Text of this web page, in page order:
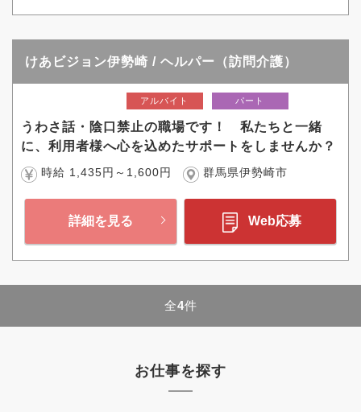
けあビジョン伊勢崎 / ヘルパー（訪問介護）
アルバイト パート
うわさ話・陰口禁止の職場です！ 私たちと一緒
に、利用者様へ心を込めたサポートをしませんか？
時給 1,435円～1,600円 群馬県伊勢崎市
詳細を見る Web応募
全4件
お仕事を探す